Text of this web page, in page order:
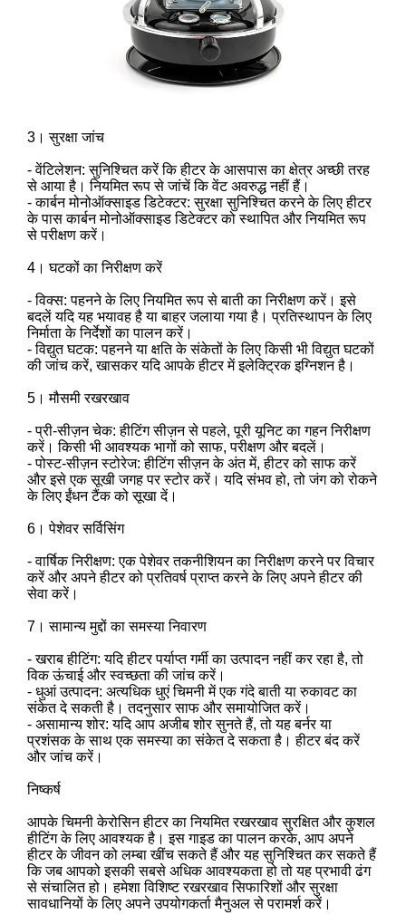
3। सुरक्षा जांच
- वेंटिलेशन: सुनिश्चित करें कि हीटर के आसपास का क्षेत्र अच्छी तरह
से आया है। नियमित रूप से जांचें कि वेंट अवरुद्ध नहीं हैं।
- कार्बन मोनोऑक्साइड डिटेक्टर: सुरक्षा सुनिश्चित करने के लिए हीटर
के पास कार्बन मोनोऑक्साइड डिटेक्टर को स्थापित और नियमित रूप
से परीक्षण करें।
4। घटकों का निरीक्षण करें
- विक्स: पहनने के लिए नियमित रूप से बाती का निरीक्षण करें। इसे
बदलें यदि यह भयावह है या बाहर जलाया गया है। प्रतिस्थापन के लिए
निर्माता के निर्देशों का पालन करें।
- विद्युत घटक: पहनने या क्षति के संकेतों के लिए किसी भी विद्युत घटकों
की जांच करें, खासकर यदि आपके हीटर में इलेक्ट्रिक इग्निशन है।
5। मौसमी रखरखाव
- प्री-सीज़न चेक: हीटिंग सीज़न से पहले, पूरी यूनिट का गहन निरीक्षण
करें। किसी भी आवश्यक भागों को साफ, परीक्षण और बदलें।
- पोस्ट-सीज़न स्टोरेज: हीटिंग सीज़न के अंत में, हीटर को साफ करें
और इसे एक सूखी जगह पर स्टोर करें। यदि संभव हो, तो जंग को रोकने
के लिए ईंधन टैंक को सूखा दें।
6। पेशेवर सर्विसिंग
- वार्षिक निरीक्षण: एक पेशेवर तकनीशियन का निरीक्षण करने पर विचार
करें और अपने हीटर को प्रतिवर्ष प्राप्त करने के लिए अपने हीटर की
सेवा करें।
7। सामान्य मुद्दों का समस्या निवारण
- खराब हीटिंग: यदि हीटर पर्याप्त गर्मी का उत्पादन नहीं कर रहा है, तो
विक ऊंचाई और स्वच्छता की जांच करें।
- धुआं उत्पादन: अत्यधिक धुएं चिमनी में एक गंदे बाती या रुकावट का
संकेत दे सकती है। तदनुसार साफ और समायोजित करें।
- असामान्य शोर: यदि आप अजीब शोर सुनते हैं, तो यह बर्नर या
प्रशंसक के साथ एक समस्या का संकेत दे सकता है। हीटर बंद करें
और जांच करें।
निष्कर्ष
आपके चिमनी केरोसिन हीटर का नियमित रखरखाव सुरक्षित और कुशल
हीटिंग के लिए आवश्यक है। इस गाइड का पालन करके, आप अपने
हीटर के जीवन को लम्बा खींच सकते हैं और यह सुनिश्चित कर सकते हैं
कि जब आपको इसकी सबसे अधिक आवश्यकता हो तो यह प्रभावी ढंग
से संचालित हो। हमेशा विशिष्ट रखरखाव सिफारिशों और सुरक्षा
सावधानियों के लिए अपने उपयोगकर्ता मैनुअल से परामर्श करें।